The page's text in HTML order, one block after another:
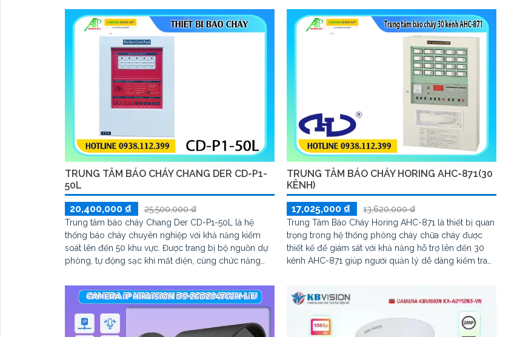
TRUNG TÂM BÁO CHÁY CHANG DER CD-P1-
50L
20,400,000 ₫
25,500,000 ₫
Trung tâm báo cháy Chang Der CD-P1-50L là hệ
thống báo cháy chuyên nghiệp với khả năng kiểm
soát lên đến 50 khu vực. Được trang bị bộ nguồn dự
phòng, tự động sạc khi mất điện, cùng chức năng
bảo hoạt động ổn định và giảm thiểu báo động giả,
bảo vệ an toàn tối ưu.
TRUNG TÂM BÁO CHÁY HORING AHC-871(30
KÊNH)
17,025,000 ₫
13,620,000 ₫
Trung Tâm Báo Cháy Horing AHC-871 là thiết bị quan
trọng trong hệ thống phòng cháy chữa cháy được
thiết kế để giám sát với khả năng hỗ trợ lên đến 30
kênh AHC-871 giúp người quản lý dễ dàng kiểm tra
môi trường xung quanh.